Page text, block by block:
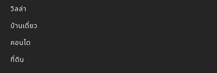
วิลล่า
บ้านเดี่ยว
คอนโด
ที่ดิน